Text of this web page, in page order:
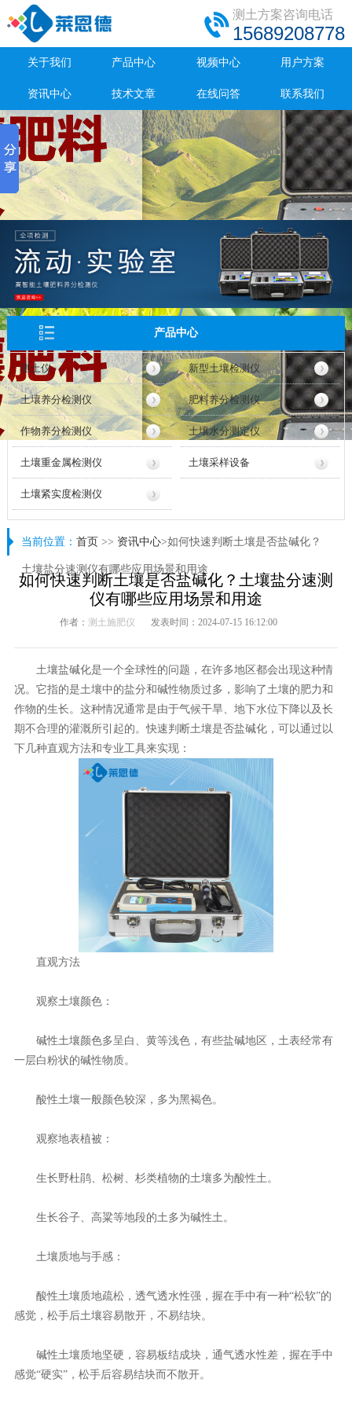
测土方案咨询电话
15689208778
关于我们 产品中心 视频中心 用户方案
资讯中心 技术文章 在线问答 联系我们
产品中心
测土仪 新型土壤检测仪
土壤养分检测仪 肥料养分检测仪
作物养分检测仪 土壤水分测定仪
土壤重金属检测仪 土壤采样设备
土壤紧实度检测仪
当前位置： 首页 >> 资讯中心>如何快速判断土壤是否盐碱化？
土壤盐分速测仪有哪些应用场景和用途
如何快速判断土壤是否盐碱化？土壤盐分速测
仪有哪些应用场景和用途
作者： 测土施肥仪 发表时间：2024-07-15 16:12:00
土壤盐碱化是一个全球性的问题，在许多地区都会出现这种情
况。它指的是土壤中的盐分和碱性物质过多，影响了土壤的肥力和
作物的生长。这种情况通常是由于气候干旱、地下水位下降以及长
期不合理的灌溉所引起的。快速判断土壤是否盐碱化，可以通过以
下几种直观方法和专业工具来实现：
直观方法
观察土壤颜色：
碱性土壤颜色多呈白、黄等浅色，有些盐碱地区，土表经常有
一层白粉状的碱性物质。
酸性土壤一般颜色较深，多为黑褐色。
观察地表植被：
生长野杜鹃、松树、杉类植物的土壤多为酸性土。
生长谷子、高粱等地段的土多为碱性土。
土壤质地与手感：
酸性土壤质地疏松，透气透水性强，握在手中有一种“松软”的
感觉，松手后土壤容易散开，不易结块。
碱性土壤质地坚硬，容易板结成块，通气透水性差，握在手中
感觉“硬实”，松手后容易结块而不散开。